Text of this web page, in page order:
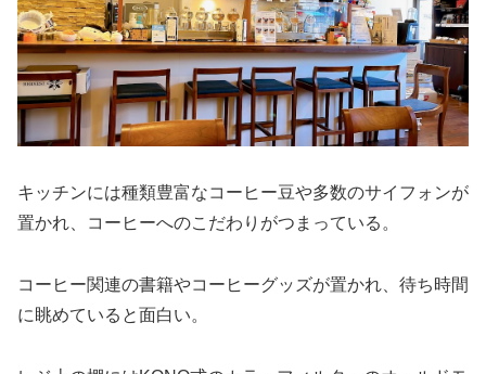
キッチンには種類豊富なコーヒー豆や多数のサイフォンが
置かれ、コーヒーへのこだわりがつまっている。
コーヒー関連の書籍やコーヒーグッズが置かれ、待ち時間
に眺めていると面白い。